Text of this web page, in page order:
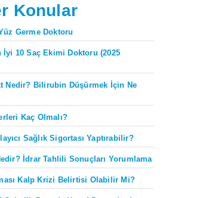
Konular
Germe Doktoru
İyi 10 Saç Ekimi Doktoru (2025
Nedir? Bilirubin Düşürmek İçin Ne
Kaç Olmalı?
Sağlık Sigortası Yaptırabilir?
İdrar Tahlili Sonuçları Yorumlama
Kalp Krizi Belirtisi Olabilir Mi?